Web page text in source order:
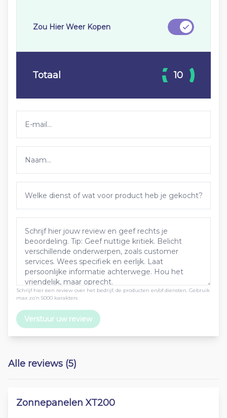
Schrijf hier een review over het bedrijf, de producten en/of diensten. Gebruik
max zo’n 5000 karakters
Verstuur uw review
Zou Hier Weer Kopen
Totaal 10
Alle reviews (5)
Zonnepanelen XT200